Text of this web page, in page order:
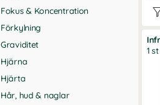
Fokus & Koncentration
Förkylning
Graviditet
Hjärna
Hjärta
Hår, hud & naglar
1 st